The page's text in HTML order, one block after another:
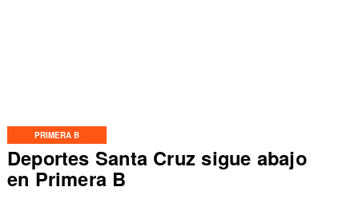
PRIMERA B
Deportes Santa Cruz sigue abajo
en Primera B